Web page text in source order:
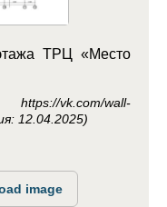
ТРЦ «Место
vk.com/wall-
12.04.2025)
image